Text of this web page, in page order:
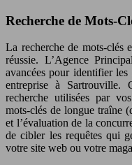
Recherche de Mots-
La recherche de mots-clés
réussie. L’Agence
avancées pour identifier
entreprise à Sartrouville.
recherche utilisées par
mots-clés de longue traîne
et l’évaluation de la
de cibler les requêtes qui
votre site web ou votre